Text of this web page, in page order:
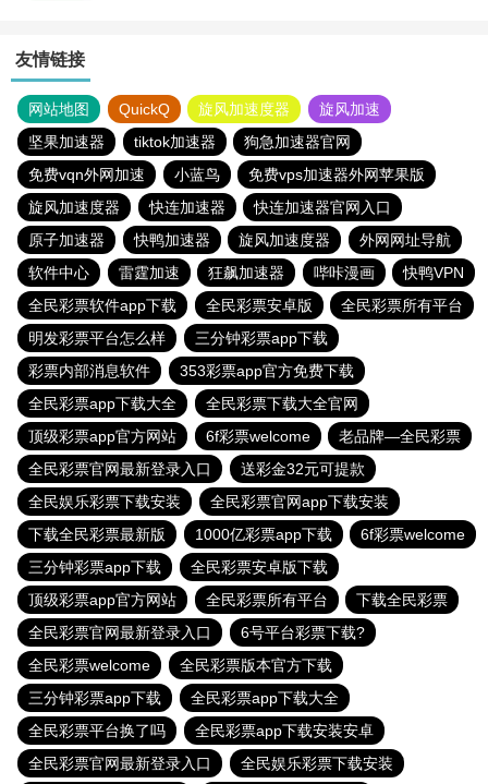
友情链接
网站地图 QuickQ 旋风加速度器
旋风加速
坚果加速器
tiktok加速器
狗急加速器官网
免费vqn外网加速
小蓝鸟
免费vps加速器外网苹果版
旋风加速度器
快连加速器
快连加速器官网入口
原子加速器
快鸭加速器 旋风加速度器
外网网址导航
软件中心
雷霆加速 狂飙加速器 哔咔漫画
快鸭VPN
全民彩票软件app下载
全民彩票安卓版
全民彩票所有平台
明发彩票平台怎么样
三分钟彩票app下载
彩票内部消息软件
353彩票app官方免费下载
全民彩票app下载大全
全民彩票下载大全官网
顶级彩票app官方网站
6f彩票welcome
老品牌—全民彩票
全民彩票官网最新登录入口
送彩金32元可提款
全民娱乐彩票下载安装
全民彩票官网app下载安装
下载全民彩票最新版
1000亿彩票app下载
6f彩票welcome
三分钟彩票app下载
全民彩票安卓版下载
顶级彩票app官方网站
全民彩票所有平台
下载全民彩票
全民彩票官网最新登录入口
6号平台彩票下载?
全民彩票welcome
全民彩票版本官方下载
三分钟彩票app下载
全民彩票app下载大全
全民彩票平台换了吗
全民彩票app下载安装安卓
全民彩票官网最新登录入口
全民娱乐彩票下载安装